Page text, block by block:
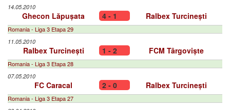
14.05.2010
Ghecon Lăpușata 4 - 1 Ralbex Turcinești
Romania - Liga 3 Etapa 29
11.05.2010
Ralbex Turcinești 1 - 2 FCM Târgoviște
Romania - Liga 3 Etapa 28
07.05.2010
FC Caracal 2 - 0 Ralbex Turcinești
Romania - Liga 3 Etapa 27